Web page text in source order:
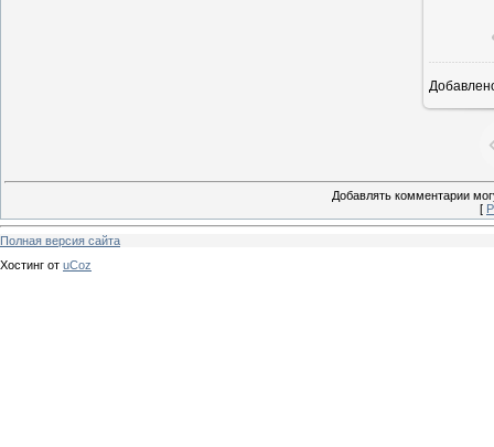
Добавлять комментарии
[
Полная версия сайта
Хостинг от uCoz